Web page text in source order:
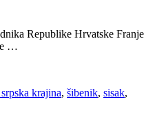
Republike Hrvatske Franje
…
krajina, šibenik, sisak,